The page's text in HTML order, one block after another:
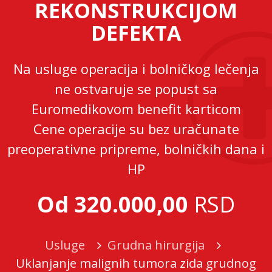
REKONSTRUKCIJOM
DEFEKTA
Na usluge operacija i bolničkog lečenja
ne ostvaruje se popust sa
Euromedikovom benefit karticom
Cene operacije su bez uračunate
preoperativne pripreme, bolničkih dana i
HP
Od 320.000,00 RSD
Usluge
Grudna hirurgija
Uklanjanje malignih tumora zida grudnog